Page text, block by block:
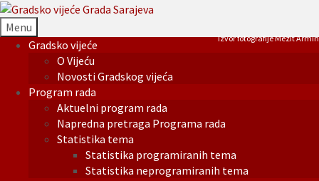
Menu
Gradsko vijeće
O Vijeću
Novosti Gradskog vijeća
Program rada
Aktuelni program rada
Napredna pretraga Programa rada
Statistika tema
Statistika programiranih tema
Statistika neprogramiranih tema
Izvor fotografije Mezit Armin